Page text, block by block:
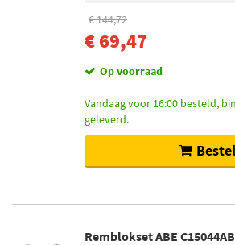
€ 144,72
€ 69,47
Op voorraad
Vandaag voor 16:00 besteld,
geleverd.
Remblokset ABE